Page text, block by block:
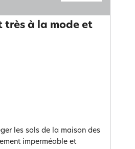
très à la mode et
les sols de la maison des
imperméable et